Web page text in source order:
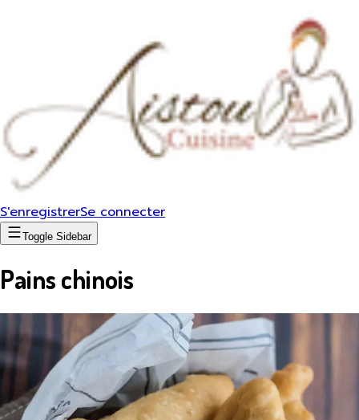
S'enregistrerSe connecter
Toggle Sidebar
Pains chinois